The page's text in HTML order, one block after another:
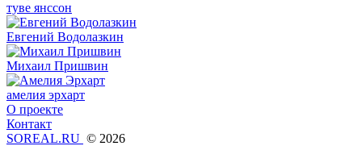
туве янссон
Евгений Водолазкин
Михаил Пришвин
амелия эрхарт
О проекте
Контакт
SOREAL.RU © 2026